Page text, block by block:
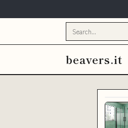
beavers.it